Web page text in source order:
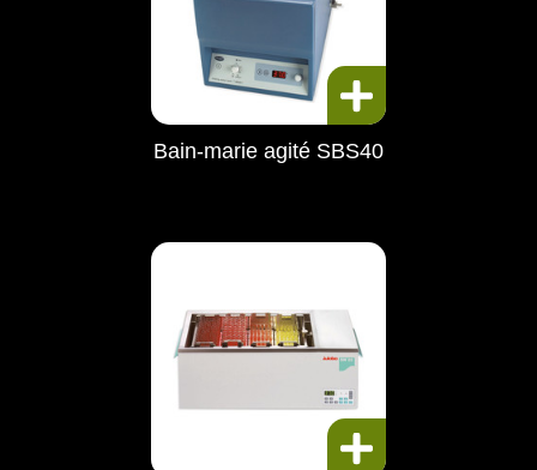
Bain-marie agité SBS40